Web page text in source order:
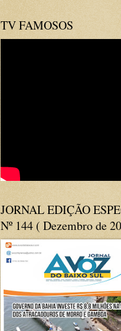
TV FAMOSOS
JORNAL EDIÇÃO
Nº 144 ( Dezembro de